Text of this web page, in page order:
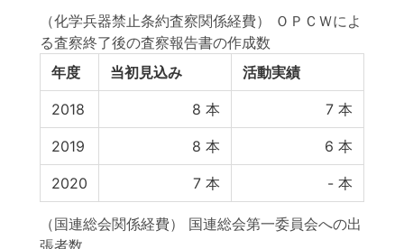
（化学兵器禁止条約査察関係経費） ＯＰＣＷによ
る査察終了後の査察報告書の作成数
年度
当初見込み 活動実績
2018 8 本 7 本
2019 8 本 6 本
2020 7 本 - 本
（国連総会関係経費） 国連総会第一委員会への出
張者数